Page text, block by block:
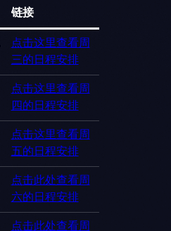
链接
点击这里查看周
三的日程安排
点击这里查看周
四的日程安排
点击这里查看周
五的日程安排
点击此处查看周
六的日程安排
点击此处查看周